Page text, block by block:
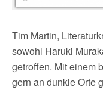
Tim Martin,
sowohl Haruki
getroffen. Mit einem
gern an dunkle Orte